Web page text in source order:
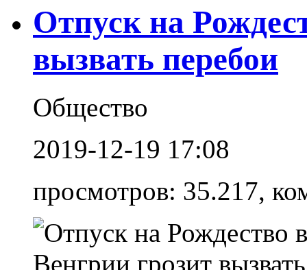
Отпуск на
вызвать перебои
Общество
2019-12-19 17:08
просмотров: 35.217,